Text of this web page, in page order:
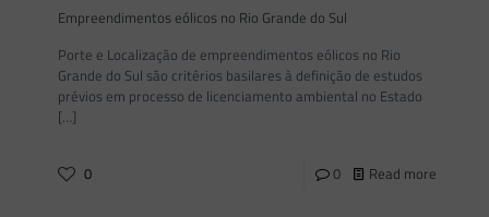
Empreendimentos eólicos no Rio Grande do Sul
Porte e Localização de empreendimentos eólicos no Rio
Grande do Sul são critérios basilares à definição de estudos
prévios em processo de licenciamento ambiental no Estado
[…]
0 0 Read more